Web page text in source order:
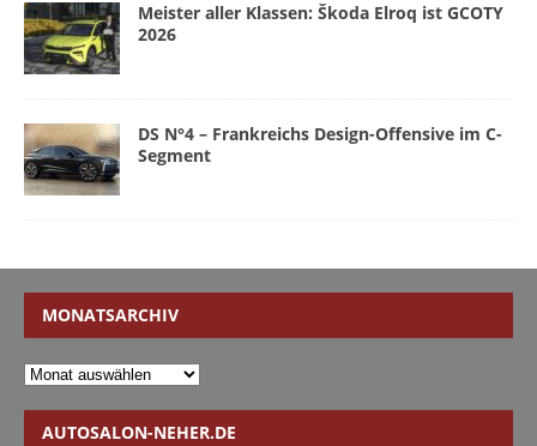
Meister aller Klassen: Škoda Elroq ist GCOTY
2026
DS N°4 – Frankreichs Design-Offensive im C-
Segment
MONATSARCHIV
AUTOSALON-NEHER.DE